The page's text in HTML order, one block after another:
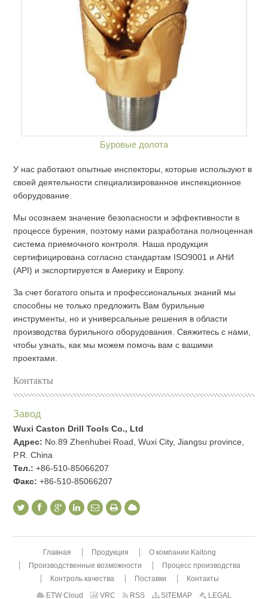
Буровые долота
У нас работают опытные инспекторы, которые используют в
своей деятельности специализированное инспекционное
оборудование.
Мы осознаем значение безопасности и эффективности в
процессе бурения, поэтому нами разработана полноценная
система приемочного контроля. Наша продукция
сертифицирована согласно стандартам ISO9001 и АНИ
(API) и экспортируется в Америку и Европу.
За счет богатого опыта и профессиональных знаний мы
способны не только предложить Вам бурильные
инструменты, но и универсальные решения в области
производства бурильного оборудования. Свяжитесь с нами,
чтобы узнать, как мы можем помочь вам с вашими
проектами.
Контакты
Завод
Wuxi Caston Drill Tools Co., Ltd
Адрес: No.89 Zhenhubei Road, Wuxi City, Jiangsu province,
P.R. China
Тел.: +86-510-85066207
Факс:+86-510-85066207
Главная Продукция
О компании Kaitong
Производственные возможности
Процесс производства
Контроль качества
Поставки
Контакты
ETW Cloud
VRC RSS SITEMAP LEGAL